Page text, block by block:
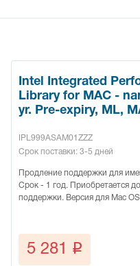
Intel Integrated
Library for MAC -
yr. Pre-expiry, ML,
IPL999ASAM01ZZZ
Срок поставки: 3-5 дней
Продление поддержки для
Срок - 1 год. Приобретается
поддержки. Версия для Mac
5 281 q